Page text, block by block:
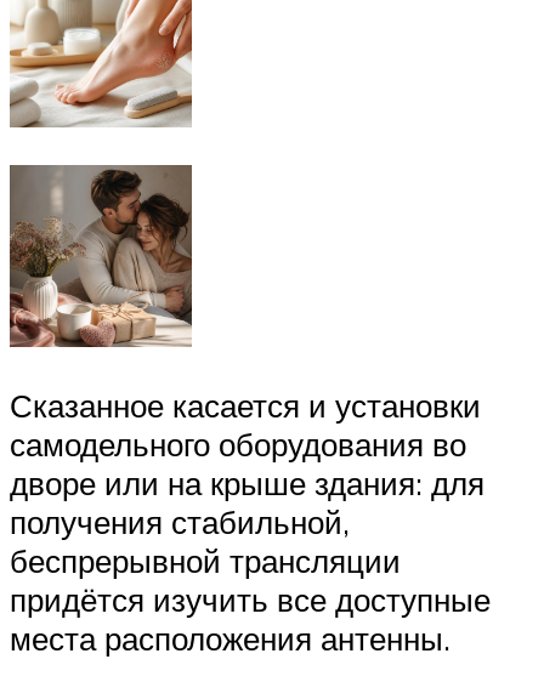
Сказанное касается и установки
самодельного оборудования во
дворе или на крыше здания: для
получения стабильной,
беспрерывной трансляции
придётся изучить все доступные
места расположения антенны.